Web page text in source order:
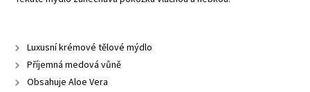
Luxusní krémové tělové mýdlo
Příjemná medová vůně
Obsahuje Aloe Vera